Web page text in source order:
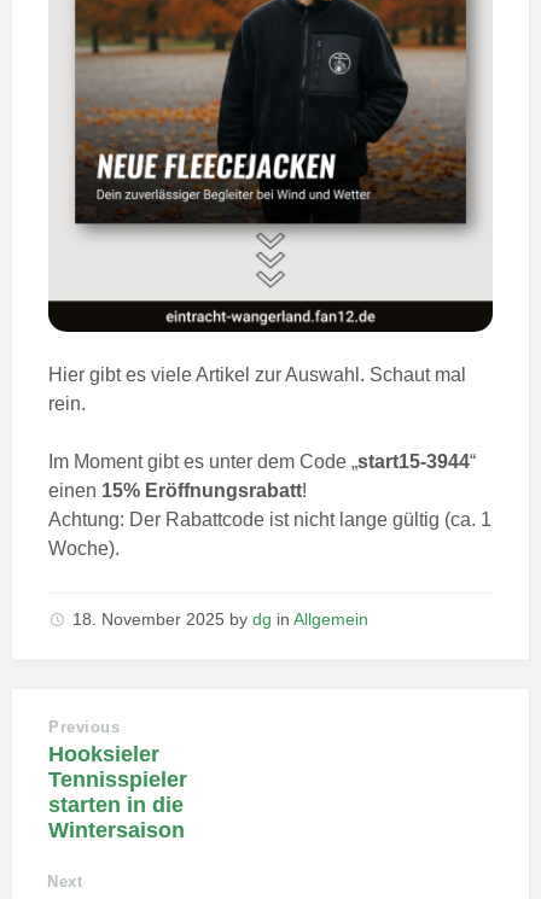
Hier gibt es viele Artikel zur Auswahl. Schaut mal
rein.
Im Moment gibt es unter dem Code „start15-3944“
einen 15% Eröffnungsrabatt!
Achtung: Der Rabattcode ist nicht lange gültig (ca. 1
Woche).
18. November 2025 by dg in Allgemein
Previous
Hooksieler
Tennisspieler
starten in die
Wintersaison
Next